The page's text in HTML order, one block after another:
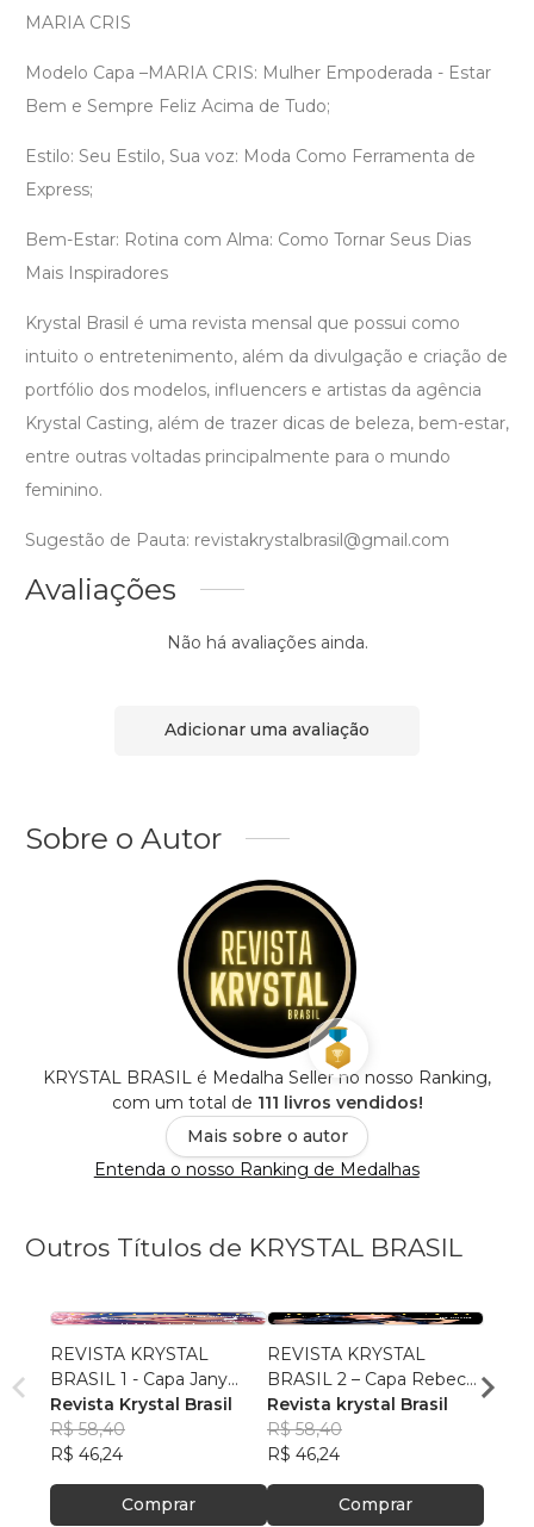
MARIA CRIS
Modelo Capa –MARIA CRIS: Mulher Empoderada - Estar
Bem e Sempre Feliz Acima de Tudo;
Estilo: Seu Estilo, Sua voz: Moda Como Ferramenta de
Express;
Bem-Estar: Rotina com Alma: Como Tornar Seus Dias
Mais Inspiradores
Krystal Brasil é uma revista mensal que possui como
intuito o entretenimento, além da divulgação e criação de
portfólio dos modelos, influencers e artistas da agência
Krystal Casting, além de trazer dicas de beleza, bem-estar,
entre outras voltadas principalmente para o mundo
feminino.
Sugestão de Pauta: revistakrystalbrasil@gmail.com
Avaliações
Não há avaliações ainda.
Adicionar uma avaliação
Sobre o Autor
KRYSTAL BRASIL é Medalha Seller no nosso Ranking,
com um total de 111 livros vendidos!
Mais sobre o autor
Entenda o nosso Ranking de Medalhas
Outros Títulos de KRYSTAL BRASIL
REVISTA KRYSTAL
BRASIL 1 - Capa Jany
Ribeiro
Revista Krystal Brasil
R$ 58,40
R$ 46,24
Comprar
REVISTA KRYSTAL
BRASIL 2 – Capa Rebeca
Albertine
Revista krystal Brasil
R$ 58,40
R$ 46,24
Comprar